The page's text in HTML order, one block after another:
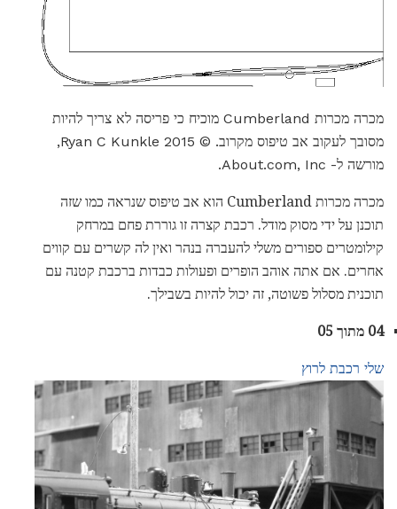
מכרה מכרות Cumberland מוכיח כי פריסה לא צריך להיות
מסובך לעקוב אב טיפוס מקרוב. © 2015 Ryan C Kunkle,
מורשה ל- About.com, Inc.
מכרה מכרות Cumberland הוא אב טיפוס שנראה כמו שזה
תוכנן על ידי מסוק מודל. רכבת קצרה זו גוררת פחם במרחק
קילומטרים ספורים משלי להעברה בנהר ואין לה קשרים עם קווים
אחרים. אם אתה אוהב הופרים ופעולות כבדות ברכבת קטנה עם
תוכנית מסלול פשוטה, זה יכול להיות בשבילך.
04 מתוך 05
שלי רכבת לרוץ